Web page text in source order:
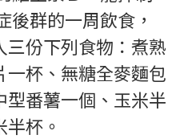
後群的一周飲食，
份下列食物：煮熟
杯、無糖全麥麵包
番薯一個、玉米半
杯。